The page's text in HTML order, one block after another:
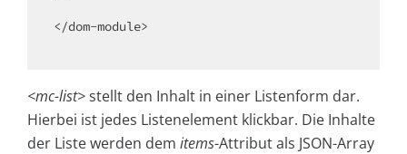
</dom-module>
<mc-list>stellt den Inhalt in einer Listenform dar.
Hierbei ist jedes Listenelement klickbar. Die Inhalte
der Liste werden dem items-Attribut als JSON-Array